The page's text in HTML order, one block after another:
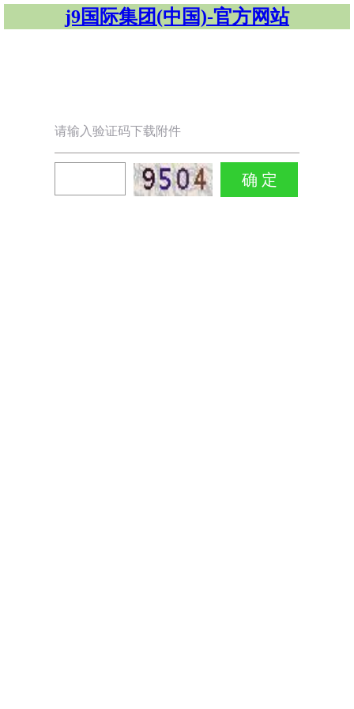
j9国际集团(中国)-官方网站
请输入验证码下载附件